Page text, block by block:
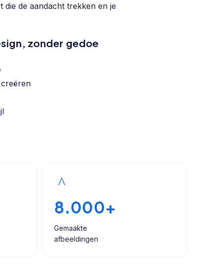
de aandacht trekken en je
zonder gedoe
8.000+
Gemaakte
afbeeldingen